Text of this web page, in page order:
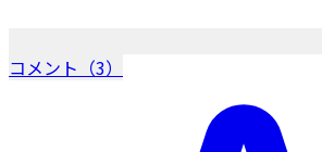
コメント（3）